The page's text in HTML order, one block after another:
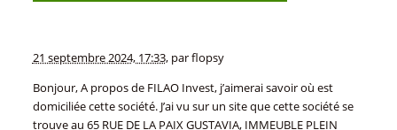
21 septembre 2024, 17:33, parflopsy
Bonjour, A propos de FILAO Invest, j’aimerai savoir où est
domiciliée cette société. J’ai vu sur un site que cette société se
trouve au 65 RUE DE LA PAIX GUSTAVIA, IMMEUBLE PLEIN